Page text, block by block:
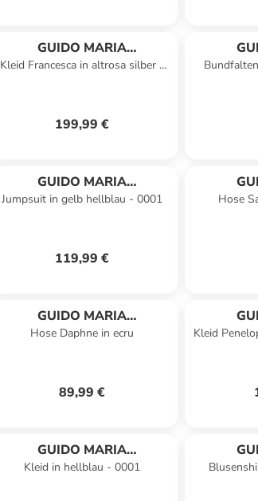
GUIDO MARIA
KRETSCHMER
Kleid Francesca in altrosa silber -
199,99 €
GUIDO MARIA
KRETSCHMER
Jumpsuit in gelb hellblau - 0001
119,99 €
Hose
GUIDO MARIA
KRETSCHMER
Hose Daphne in ecru
89,99 €
Kleid
GUIDO MARIA
KRETSCHMER
Kleid in hellblau - 0001